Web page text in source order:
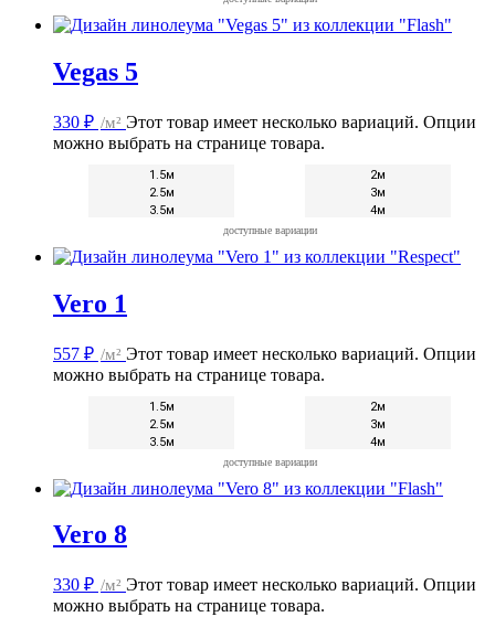
Vegas 5
330 ₽ /м² Этот товар имеет несколько вариаций. Опции
можно выбрать на странице товара.
1.5м
2м
2.5м
3м
3.5м
4м
доступные вариации
Vero 1
557 ₽ /м² Этот товар имеет несколько вариаций. Опции
можно выбрать на странице товара.
1.5м
2м
2.5м
3м
3.5м
4м
доступные вариации
Vero 8
330 ₽ /м² Этот товар имеет несколько вариаций. Опции
можно выбрать на странице товара.